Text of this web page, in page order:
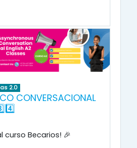
2.0
CONVERSACIONAL
curso Becarios! 🎉